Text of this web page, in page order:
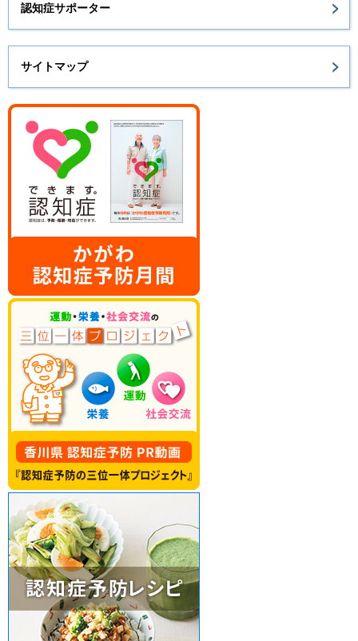
認知症サポーター
サイトマップ